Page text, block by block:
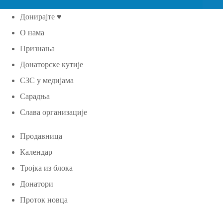
Донирајте ♥
О нама
Признања
Донаторске кутије
СЗС у медијама
Сарадња
Слава организације
Продавница
Календар
Тројка из блока
Донатори
Проток новца